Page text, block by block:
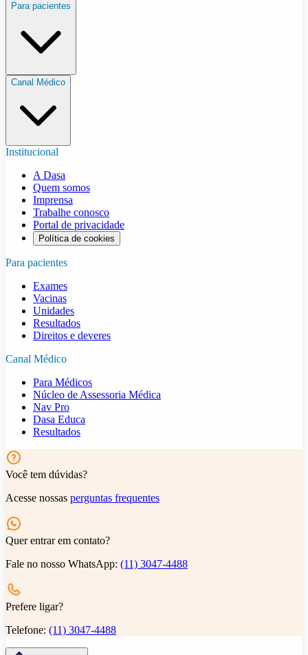
Para pacientes
Canal Médico
Institucional
A Dasa
Quem somos
Imprensa
Trabalhe conosco
Portal de privacidade
Política de cookies
Para pacientes
Exames
Vacinas
Unidades
Resultados
Direitos e deveres
Canal Médico
Para Médicos
Núcleo de Assessoria Médica
Nav Pro
Dasa Educa
Resultados
Você tem dúvidas?
Acesse nossas perguntas frequentes
Quer entrar em contato?
Fale no nosso WhatsApp: (11) 3047-4488
Prefere ligar?
Telefone: (11) 3047-4488